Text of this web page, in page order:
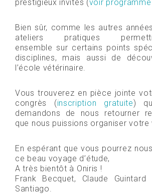
prestigieux invités (voir
Bien sûr, comme les autres
ateliers pratiques
ensemble sur certains points
disciplines, mais aussi de
l’école vétérinaire.
Vous trouverez en pièce jointe
congrès (inscription gratuite)
demandons de nous retourner
que nous puissions organiser votre
En espérant que vous pourrez
ce beau voyage d’étude,
A très bientôt à Oniris !
Frank Becquet, Claude Guintard
Santiago.